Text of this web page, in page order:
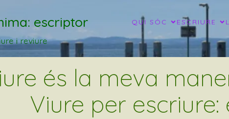
escriptor QUI SÓC ESCRIURE
i reviure
és la meva
Viure per escriure: